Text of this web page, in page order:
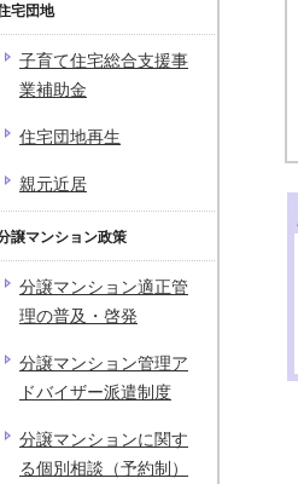
宅団地
子育て住宅総合支援事
業補助金
住宅団地再生
親元近居
譲マンション政策
分譲マンション適正管
理の普及・啓発
分譲マンション管理ア
ドバイザー派遣制度
分譲マンションに関す
る個別相談（予約制）